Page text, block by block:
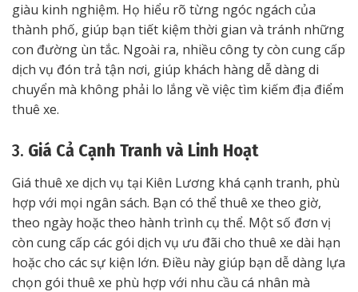
giàu kinh nghiệm. Họ hiểu rõ từng ngóc ngách của
thành phố, giúp bạn tiết kiệm thời gian và tránh những
con đường ùn tắc. Ngoài ra, nhiều công ty còn cung cấp
dịch vụ đón trả tận nơi, giúp khách hàng dễ dàng di
chuyển mà không phải lo lắng về việc tìm kiếm địa điểm
thuê xe.
3. Giá Cả Cạnh Tranh và Linh Hoạt
Giá thuê xe dịch vụ tại Kiên Lương khá cạnh tranh, phù
hợp với mọi ngân sách. Bạn có thể thuê xe theo giờ,
theo ngày hoặc theo hành trình cụ thể. Một số đơn vị
còn cung cấp các gói dịch vụ ưu đãi cho thuê xe dài hạn
hoặc cho các sự kiện lớn. Điều này giúp bạn dễ dàng lựa
chọn gói thuê xe phù hợp với nhu cầu cá nhân mà